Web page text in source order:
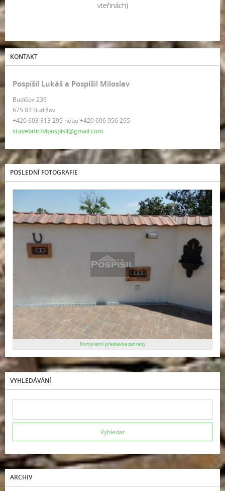
vteřinách)
KONTAKT
Pospíšil Lukáš a Pospíšil Miloslav
Budišov 236
675 03 Budišov
+420 603 813 295 nebo +420 606 956 295
stavebnictvipospisil@gmail.com
POSLEDNÍ FOTOGRAFIE
Kompletní přestavba zahrady
VYHLEDÁVÁNÍ
ARCHIV